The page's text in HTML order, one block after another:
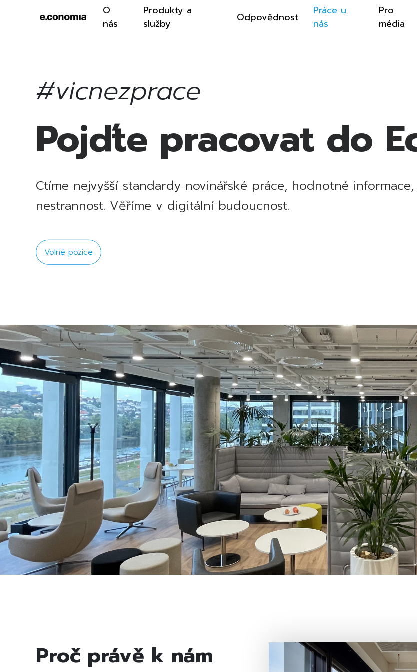
O
nás
Produkty a
služby
Odpovědnost
Práce u
nás
Pro
média
#vicnezprace
Pojďte pracovat do
Ctíme nejvyšší standardy novinářské práce, hodnotné
nestrannost. Věříme v digitální budoucnost.
Volné pozice
Proč právě k nám